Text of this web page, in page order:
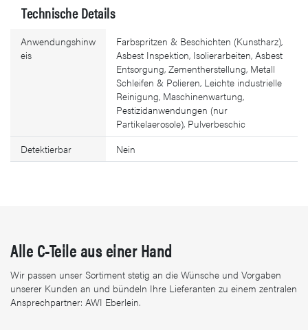
Technische Details
Anwendungshinw
eis
Farbspritzen & Beschichten (Kunstharz),
Asbest Inspektion, Isolierarbeiten, Asbest
Entsorgung, Zementherstellung, Metall
Schleifen & Polieren, Leichte industrielle
Reinigung, Maschinenwartung,
Pestizidanwendungen (nur
Partikelaerosole), Pulverbeschic
Detektierbar
Nein
Alle C-Teile aus einer Hand
Wir passen unser Sortiment stetig an die Wünsche und Vorgaben
unserer Kunden an und bündeln Ihre Lieferanten zu einem zentralen
Ansprechpartner: AWI Eberlein.